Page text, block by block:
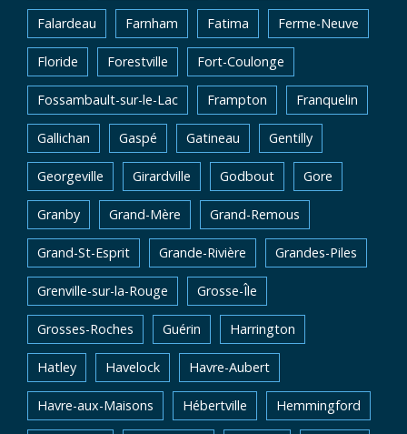
Falardeau Farnham Fatima Ferme-Neuve
Floride Forestville Fort-Coulonge
Fossambault-sur-le-Lac Frampton Franquelin
Gallichan Gaspé Gatineau Gentilly
Georgeville Girardville Godbout Gore
Granby Grand-Mère Grand-Remous
Grand-St-Esprit Grande-Rivière Grandes-Piles
Grenville-sur-la-Rouge Grosse-Île
Grosses-Roches Guérin Harrington
Hatley Havelock Havre-Aubert
Havre-aux-Maisons Hébertville Hemmingford